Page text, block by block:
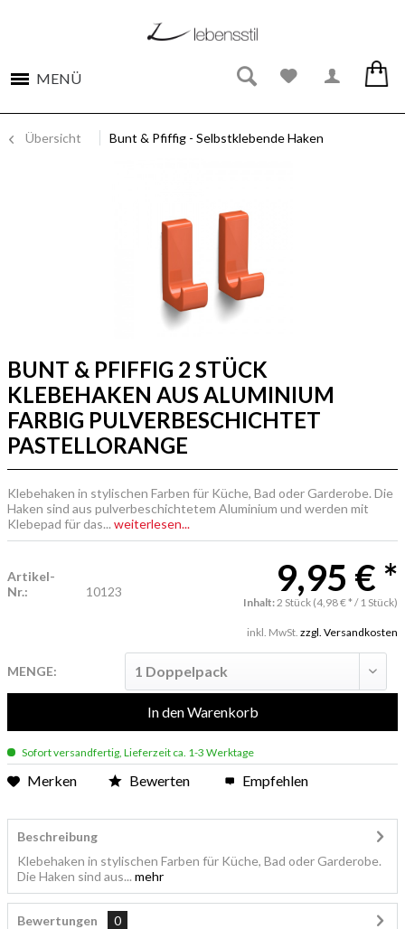
MENÜ
Übersicht Bunt & Pfiffig - Selbstklebende Haken
BUNT & PFIFFIG 2 STÜCK
KLEBEHAKEN AUS ALUMINIUM
FARBIG PULVERBESCHICHTET
PASTELLORANGE
Klebehaken in stylischen Farben für Küche, Bad oder Garderobe. Die
Haken sind aus pulverbeschichtetem Aluminium und werden mit
Klebepad für das... weiterlesen...
Artikel-
Nr.:
10123 9,95 € *
Inhalt:2 Stück (4,98 € * / 1 Stück)
inkl. MwSt. zzgl. Versandkosten
MENGE:
In denWarenkorb
Sofort versandfertig, Lieferzeit ca. 1-3 Werktage
Merken Bewerten Empfehlen
Beschreibung
Klebehaken in stylischen Farben für Küche, Bad oder Garderobe.
Die Haken sind aus... mehr
Bewertungen
0